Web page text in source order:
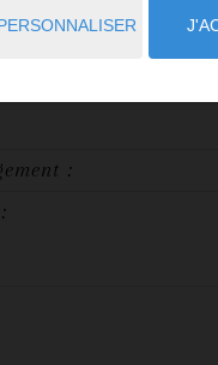
loué 2200 euros
: